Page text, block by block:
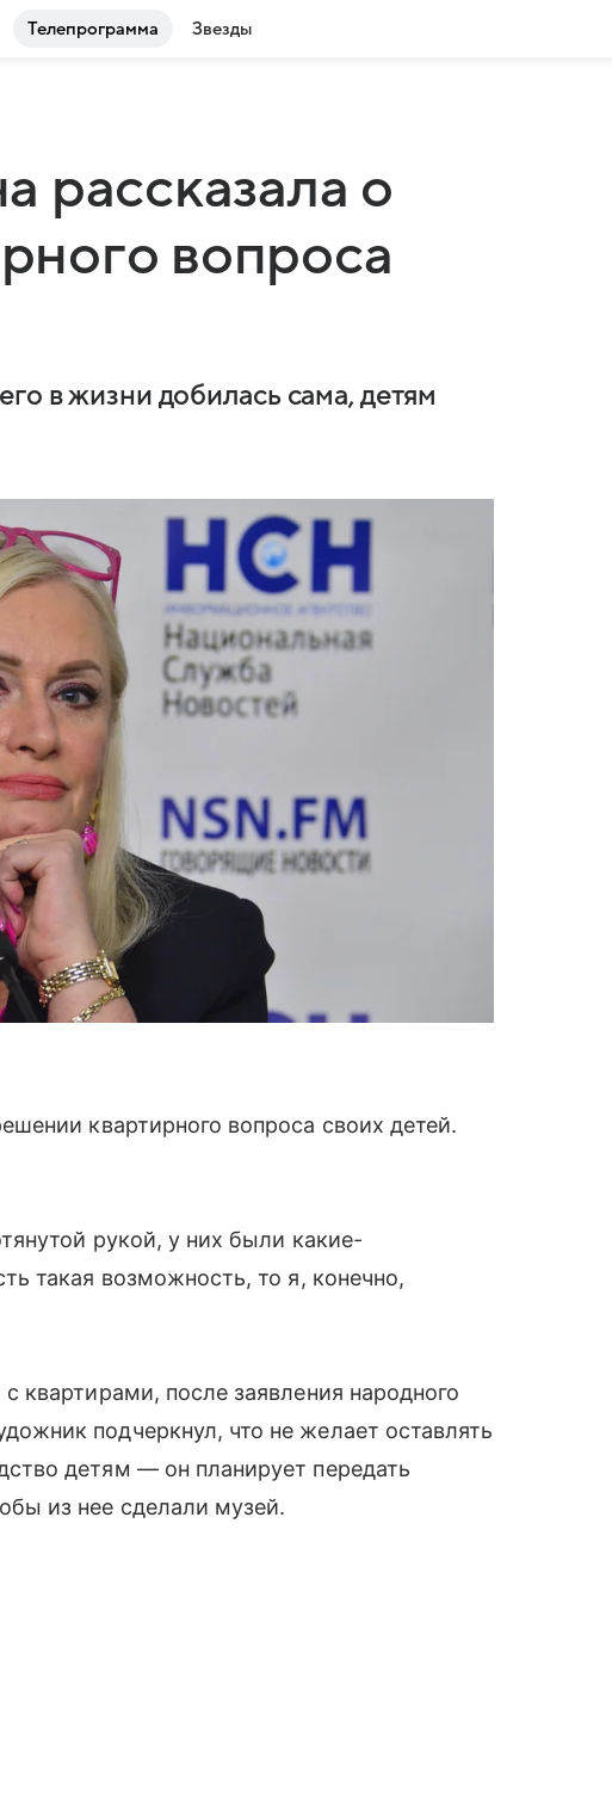
Телепрограмма Звезды
рассказала о
вопроса
в жизни добилась сама, детям
квартирного вопроса своих детей.
рукой, у них были какие-
такая возможность, то я, конечно,
квартирами, после заявления народного
подчеркнул, что не желает оставлять
детям — он планирует передать
из нее сделали музей.